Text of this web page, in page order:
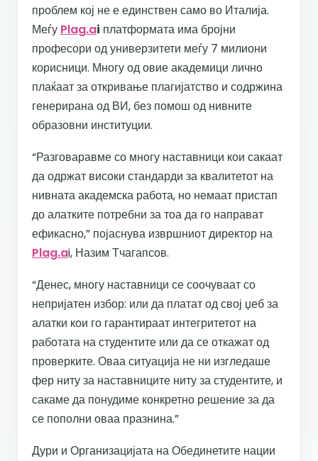
проблем кој не е единствен само во Италија.
Меѓу Plag.ai платформата има бројни
професори од универзитети меѓу 7 милиони
корисници. Многу од овие академици лично
плаќаат за откривање плагијатство и содржина
генерирана од ВИ, без помош од нивните
образовни институции.
“Разговаравме со многу наставници кои сакаат
да одржат високи стандарди за квалитетот на
нивната академска работа, но немаат пристап
до алатките потребни за тоа да го направат
ефикасно,” појаснува извршниот директор на
Plag.ai, Назим Тчагапсов.
“Денес, многу наставници се соочуваат со
непријатен избор: или да платат од свој џеб за
алатки кои го гарантираат интегритетот на
работата на студентите или да се откажат од
проверките. Оваа ситуација не ни изгледаше
фер ниту за наставниците ниту за студентите, и
сакаме да понудиме конкретно решение за да
се пополни оваа празнина.”
Дури и Организацијата на Обединетите нации